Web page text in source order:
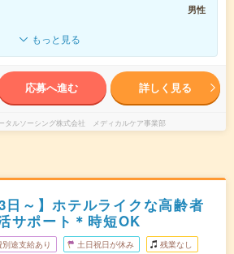
男性
もっと見る
応募へ進む 詳しく見る
タルソーシング株式会社 メディカルケア事業部
日～】ホテルライクな高齢者
サポート＊時短OK
別途支給あり 土日祝日が休み 残業なし